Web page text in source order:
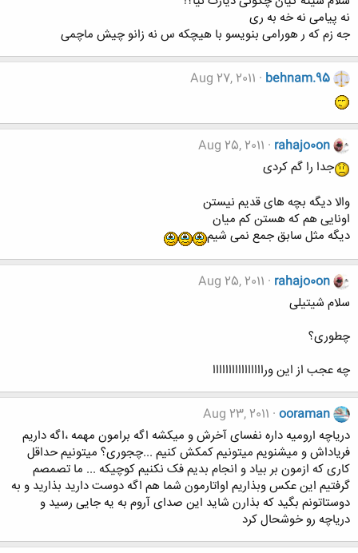
نه پیامی نه خه به ری
جه زم که ر هورامی بنویسو با هیچکه س نه زانو چیش ماچمی
behnam.95
Aug 27, 2011
rahajo0on
Aug 25, 2011
جدا را گم کردی
والا دیگه بچه های قدیم نیستن
اونایی هم که هستن کم میان
دیگه مثل سابق جمع نمی شیم
rahajo0on
Aug 25, 2011
سلام شیتیلی
چطوری؟
چه عجب از این وراااااااااااااااا
ooraman
Aug 23, 2011
دریاچه ارومیه داره نفسای آخرش و میکشه اگه برامون مهمه ،اگه داریم
فریاداش و میشنویم میتونیم کمکش کنیم ...چجوری؟ میتونیم حداقل
کاری که ازمون بر بیاد و انجام بدیم فک نکنیم کوچیکه ... ما تصمصم
گرفتیم این عکس وبذاریم اواتارمون شما هم اگه دوست دارید بذارید و به
دوستاتونم بگید که بذارن شاید این صدای آروم به یه جایی رسید و
دریاچه رو خوشحال کرد